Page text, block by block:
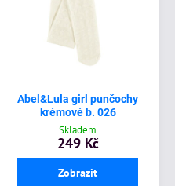
Abel&Lula girl punčochy
krémové b. 026
Skladem
249 Kč
Zobrazit